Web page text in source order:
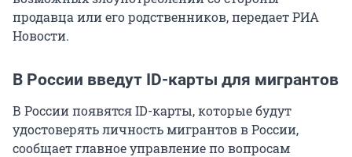
продавца или его родственников, передает РИА
Новости.
В России введут ID-карты для мигрантов
В России появятся ID-карты, которые будут
удостоверять личность мигрантов в России,
сообщает главное управление по вопросам